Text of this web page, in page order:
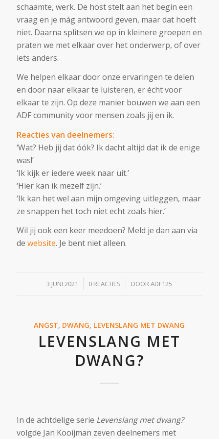
schaamte, werk. De host stelt aan het begin een
vraag en je mág antwoord geven, maar dat hoeft
niet. Daarna splitsen we op in kleinere groepen en
praten we met elkaar over het onderwerp, of over
iets anders.
We helpen elkaar door onze ervaringen te delen
en door naar elkaar te luisteren, er écht voor
elkaar te zijn. Op deze manier bouwen we aan een
ADF community voor mensen zoals jij en ik.
Reacties van deelnemers:
‘Wat? Heb jij dat óók? Ik dacht altijd dat ik de enige
was!’
‘Ik kijk er iedere week naar uit.’
‘Hier kan ik mezelf zijn.’
‘Ik kan het wel aan mijn omgeving uitleggen, maar
ze snappen het toch niet echt zoals hier.’
Wil jij ook een keer meedoen? Meld je dan aan via
de website. Je bent niet alleen.
3 JUNI 2021
/ 0 REACTIES
/ DOORADF125
ANGST, DWANG, LEVENSLANG MET DWANG
LEVENSLANG MET
DWANG?
In de achtdelige serie Levenslang met dwang?
volgde Jan Kooijman zeven deelnemers met